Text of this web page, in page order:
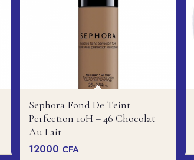
Sephora Fond De Teint
Perfection 10H – 46 Chocolat
Au Lait
12000 CFA